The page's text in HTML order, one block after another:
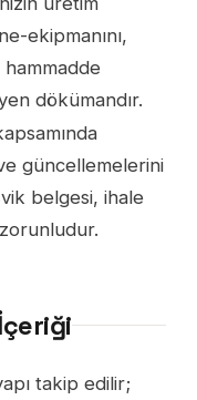
ekipmanını,
hammadde
dökümandır.
güncellemelerini
belgesi, ihale
takip edilir;